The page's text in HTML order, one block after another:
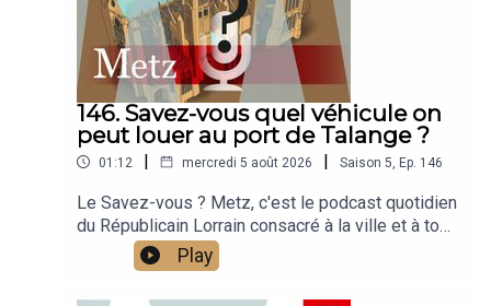
146. Savez-vous quel véhicule on
peut louer au port de Talange ?
01:12 | mercredi 5 août 2026 | Saison 5, Ep. 146
Le Savez-vous ? Metz, c'est le podcast quotidien
du Républicain Lorrain consacré à la ville et à tout
ce que vous ignorez sur elle.Un podcast raconté
par Jean-Marie Russe basé sur les articles
réalisés par la rédaction locale de Metz.
Play